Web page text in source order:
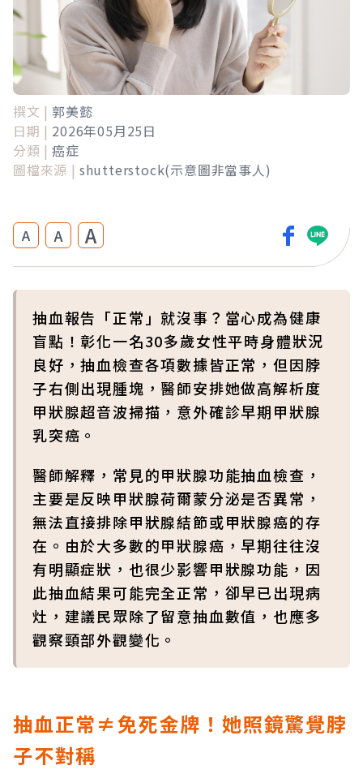
撰文 | 郭美懿
日期 | 2026年05月25日
分類 | 癌症
圖檔來源 | shutterstock(示意圖非當事人)
A A A
抽血報告「正常」就沒事？當心成為健康
盲點！彰化一名30多歲女性平時身體狀況
良好，抽血檢查各項數據皆正常，但因脖
子右側出現腫塊，醫師安排她做高解析度
甲狀腺超音波掃描，意外確診早期甲狀腺
乳突癌。
醫師解釋，常見的甲狀腺功能抽血檢查，
主要是反映甲狀腺荷爾蒙分泌是否異常，
無法直接排除甲狀腺結節或甲狀腺癌的存
在。由於大多數的甲狀腺癌，早期往往沒
有明顯症狀，也很少影響甲狀腺功能，因
此抽血結果可能完全正常，卻早已出現病
灶，建議民眾除了留意抽血數值，也應多
觀察頸部外觀變化。
抽血正常≠免死金牌！她照鏡驚覺脖
子不對稱